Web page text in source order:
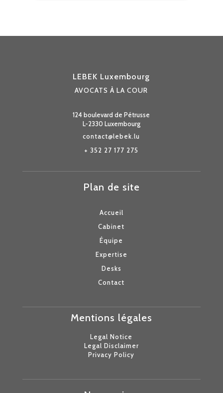
LEBEK Luxembourg
AVOCATS À LA COUR
124 boulevard de Pétrusse
L-2330 Luxembourg
contact@lebek.lu
+ 352 27 177 275
Plan de site
Accueil
Cabinet
Équipe
Expertise
Desks
Contact
Mentions légales
Legal Notice
Legal Disclaimer
Privacy Policy